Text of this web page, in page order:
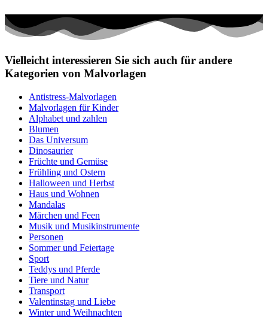
Vielleicht interessieren Sie sich auch für andere
Kategorien von Malvorlagen
Antistress-Malvorlagen
Malvorlagen für Kinder
Alphabet und zahlen
Blumen
Das Universum
Dinosaurier
Früchte und Gemüse
Frühling und Ostern
Halloween und Herbst
Haus und Wohnen
Mandalas
Märchen und Feen
Musik und Musikinstrumente
Personen
Sommer und Feiertage
Sport
Teddys und Pferde
Tiere und Natur
Transport
Valentinstag und Liebe
Winter und Weihnachten